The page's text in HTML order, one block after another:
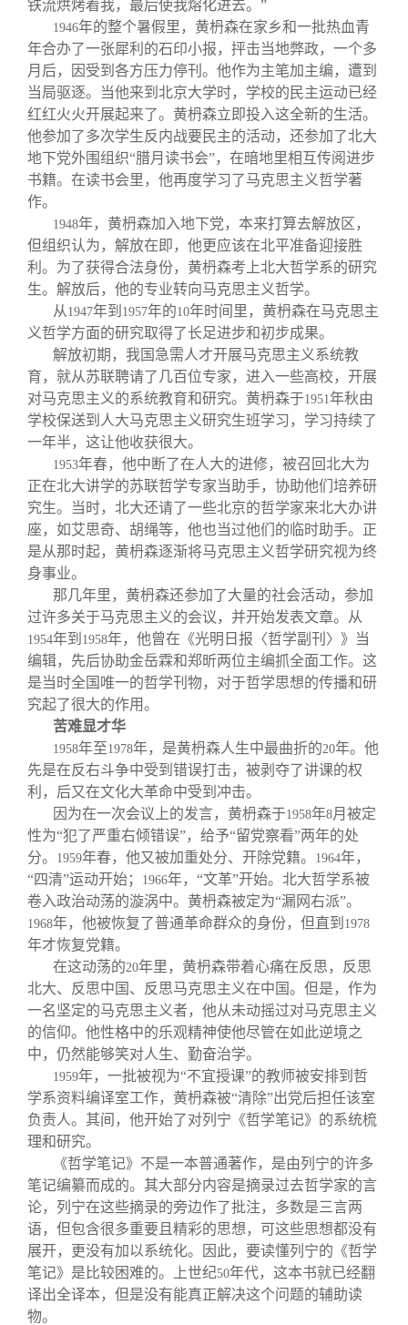
铁流烘烤着我，最后使我熔化进去。”
1946年的整个暑假里，黄枬森在家乡和一批热血青
年合办了一张犀利的石印小报，抨击当地弊政，一个多
月后，因受到各方压力停刊。他作为主笔加主编，遭到
当局驱逐。当他来到北京大学时，学校的民主运动已经
红红火火开展起来了。黄枬森立即投入这全新的生活。
他参加了多次学生反内战要民主的活动，还参加了北大
地下党外围组织“腊月读书会”，在暗地里相互传阅进步
书籍。在读书会里，他再度学习了马克思主义哲学著
作。
1948年，黄枬森加入地下党，本来打算去解放区，
但组织认为，解放在即，他更应该在北平准备迎接胜
利。为了获得合法身份，黄枬森考上北大哲学系的研究
生。解放后，他的专业转向马克思主义哲学。
从 1947年到 1957年的10年时间里，黄枬森在马克思主
义哲学方面的研究取得了长足进步和初步成果。
解放初期，我国急需人才开展马克思主义系统教
育，就从苏联聘请了几百位专家，进入一些高校，开展
对马克思主义的系统教育和研究。黄枬森于1951年秋由
学校保送到人大马克思主义研究生班学习，学习持续了
一年半，这让他收获很大。
1953年春，他中断了在人大的进修，被召回北大为
正在北大讲学的苏联哲学专家当助手，协助他们培养研
究生。当时，北大还请了一些北京的哲学家来北大办讲
座，如艾思奇、胡绳等，他也当过他们的临时助手。正
是从那时起，黄枬森逐渐将马克思主义哲学研究视为终
身事业。
那几年里，黄枬森还参加了大量的社会活动，参加
过许多关于马克思主义的会议，并开始发表文章。从
1954年到 1958年，他曾在《光明日报〈哲学副刊〉》当
编辑，先后协助金岳霖和郑昕两位主编抓全面工作。这
是当时全国唯一的哲学刊物，对于哲学思想的传播和研
究起了很大的作用。
苦难显才华
1958年至1978年，是黄枬森人生中最曲折的20年。他
先是在反右斗争中受到错误打击，被剥夺了讲课的权
利，后又在文化大革命中受到冲击。
因为在一次会议上的发言，黄枬森于1958年8月被定
性为“犯了严重右倾错误”，给予“留党察看”两年的处
分。
1959年春，他又被加重处分、开除党籍。 1964年，
“四清”运动开始；
1966年，“文革”开始。北大哲学系被
卷入政治动荡的漩涡中。黄枬森被定为“漏网右派”。
1968年，他被恢复了普通革命群众的身份，但直到 1978
年才恢复党籍。
在这动荡的20年里，黄枬森带着心痛在反思，反思
北大、反思中国、反思马克思主义在中国。但是，作为
一名坚定的马克思主义者，他从未动摇过对马克思主义
的信仰。他性格中的乐观精神使他尽管在如此逆境之
中，仍然能够笑对人生、勤奋治学。
1959年，一批被视为“不宜授课”的教师被安排到哲
学系资料编译室工作，黄枬森被“清除”出党后担任该室
负责人。其间，他开始了对列宁《哲学笔记》的系统梳
理和研究。
《哲学笔记》不是一本普通著作，是由列宁的许多
笔记编纂而成的。其大部分内容是摘录过去哲学家的言
论，列宁在这些摘录的旁边作了批注，多数是三言两
语，但包含很多重要且精彩的思想，可这些思想都没有
展开，更没有加以系统化。因此，要读懂列宁的《哲学
笔记》是比较困难的。上世纪50年代，这本书就已经翻
译出全译本，但是没有能真正解决这个问题的辅助读
物。